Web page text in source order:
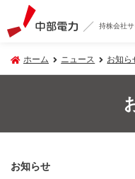
持株会社サ
ホーム ニュース お知ら
お知らせ